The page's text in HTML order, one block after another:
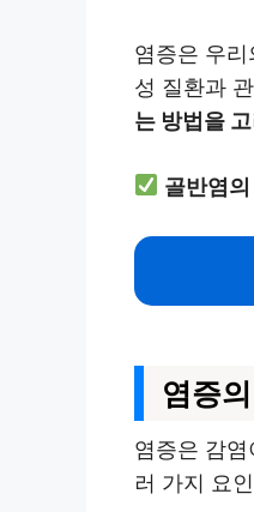
염증은 우
성 질환과
는 방법을
골반염
염증
염증은 감
러 가지 요